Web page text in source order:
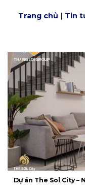
Trang chủ | Tin
Dự án The Sol City –